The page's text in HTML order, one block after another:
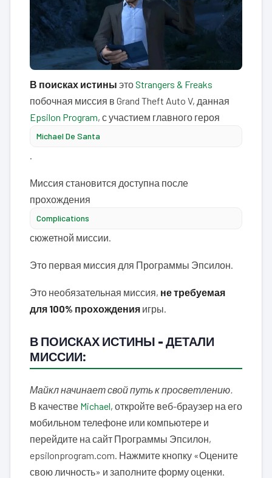
В поисках истины этоStrangers & Freaks
побочная миссия в Grand Theft Auto V, данная
Epsilon Program, с участием главного героя
Michael De Santa
.
Миссия становится доступна после
прохождения
Complications
сюжетной миссии.
Это первая миссия для Программы Эпсилон.
Это необязательная миссия, не требуемая
для 100% прохождения игры.
В ПОИСКАХ ИСТИНЫ – ДЕТАЛИ
МИССИИ:
Майкл начинает свой путь к просветлению.
В качестве Michael, откройте веб-браузер на его
мобильном телефоне или компьютере и
перейдите на сайт Программы Эпсилон,
epsilonprogram.com. Нажмите кнопку «Оцените
свою личность» и заполните форму оценки.